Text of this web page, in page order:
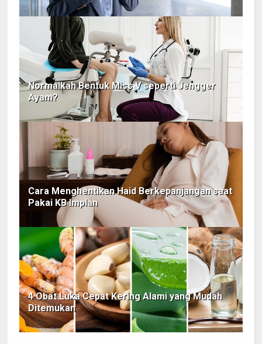
Normalkah Bentuk Miss V seperti Jengger
Ayam?
Cara Menghentikan Haid Berkepanjangan saat
Pakai KB Implan
4 Obat Luka Cepat Kering Alami yang Mudah
Ditemukan